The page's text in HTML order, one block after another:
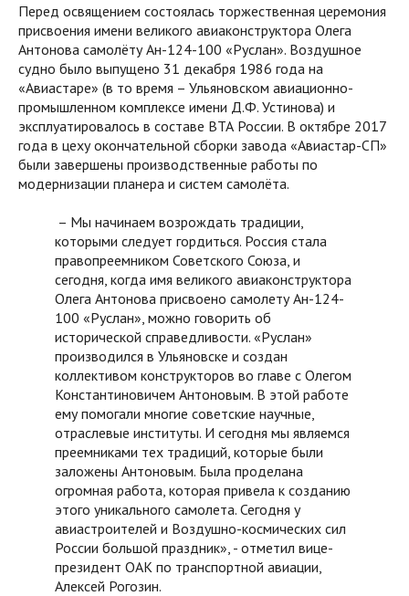
Перед освящением состоялась торжественная церемония
присвоения имени великого авиаконструктора Олега
Антонова самолёту Ан-124-100 «Руслан». Воздушное
судно было выпущено 31 декабря 1986 года на
«Авиастаре» (в то время – Ульяновском авиационно-
промышленном комплексе имени Д.Ф. Устинова) и
эксплуатировалось в составе ВТА России. В октябре 2017
года в цеху окончательной сборки завода «Авиастар-СП»
были завершены производственные работы по
модернизации планера и систем самолёта.
– Мы начинаем возрождать традиции,
которыми следует гордиться. Россия стала
правопреемником Советского Союза, и
сегодня, когда имя великого авиаконструктора
Олега Антонова присвоено самолету Ан-124-
100 «Руслан», можно говорить об
исторической справедливости. «Руслан»
производился в Ульяновске и создан
коллективом конструкторов во главе с Олегом
Константиновичем Антоновым. В этой работе
ему помогали многие советские научные,
отраслевые институты. И сегодня мы являемся
преемниками тех традиций, которые были
заложены Антоновым. Была проделана
огромная работа, которая привела к созданию
этого уникального самолета. Сегодня у
авиастроителей и Воздушно-космических сил
России большой праздник», - отметил вице-
президент ОАК по транспортной авиации,
Алексей Рогозин.